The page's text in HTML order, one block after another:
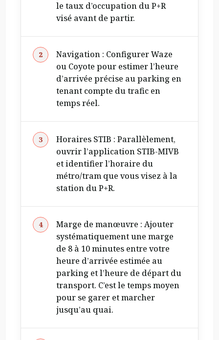
le taux d’occupation du P+R
visé avant de partir.
Navigation : Configurer Waze
ou Coyote pour estimer l’heure
d’arrivée précise au parking en
tenant compte du trafic en
temps réel.
Horaires STIB : Parallèlement,
ouvrir l’application STIB-MIVB
et identifier l’horaire du
métro/tram que vous visez à la
station du P+R.
Marge de manœuvre : Ajouter
systématiquement une marge
de 8 à 10 minutes entre votre
heure d’arrivée estimée au
parking et l’heure de départ du
transport. C’est le temps moyen
pour se garer et marcher
jusqu’au quai.